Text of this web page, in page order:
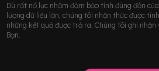
Dù rất nổ lực nhằm đảm bảo tính đúng đắn
lượng dữ liệu lớn, chúng tôi nhận thức được
những kết quả được trả ra. Chúng tôi ghi nhận
Bạn.